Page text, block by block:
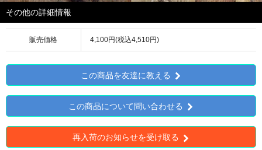
その他の詳細情報
販売価格 4,100円(税込4,510円)
この商品を友達に教える
この商品について問い合わせる
再入荷のお知らせを受け取る